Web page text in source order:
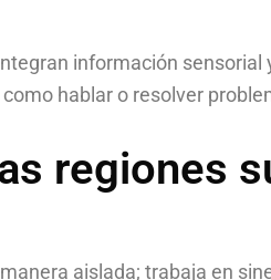
información sensorial
hablar o resolver
regiones
aislada; trabaja en